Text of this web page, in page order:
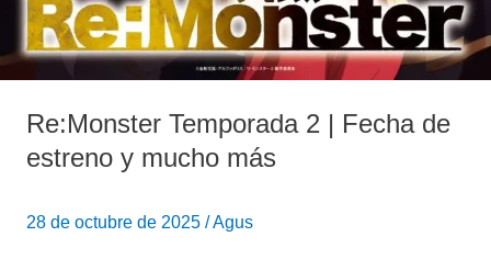
Re:Monster Temporada 2 | Fecha de
estreno y mucho más
28 de octubre de 2025 /Agus